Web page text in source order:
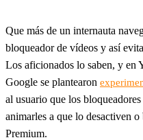
Que más de un internauta
bloqueador de vídeos y así
Los aficionados lo saben, y en
Google se plantearon
al usuario que los
animarles a que lo desactiven
Premium.